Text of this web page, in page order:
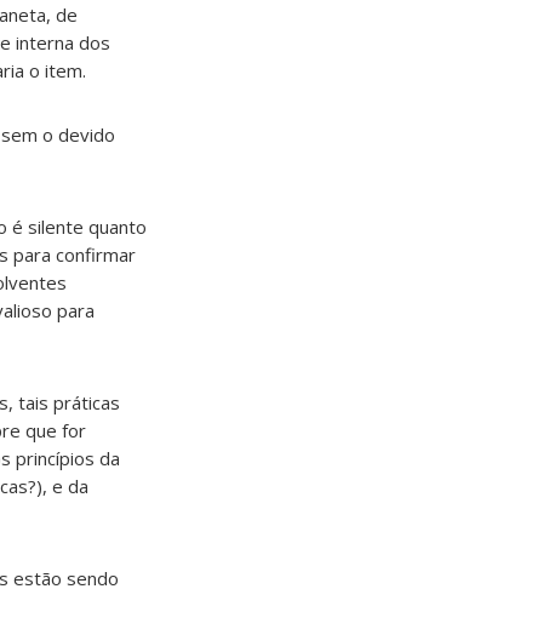
de
interna dos
o item.
o devido
é silente quanto
para confirmar
para
tais práticas
que for
princípios da
e da
estão sendo